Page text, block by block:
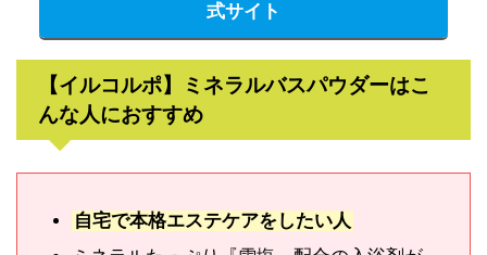
式サイト
【イルコルポ】ミネラルバスパウダーはこ
んな人におすすめ
自宅で本格エステケアをしたい人